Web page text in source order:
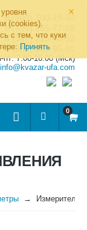
×
(cookies).
с тем, что куки
Принять
8 (800) 700-19-50
8 (495) 255-77-08
8 (347) 225-00-52
8 (986) 963-95-80
пт: 7.00-16.00 (Мск)
info@kvazar-ufa.com
0
Измеритель